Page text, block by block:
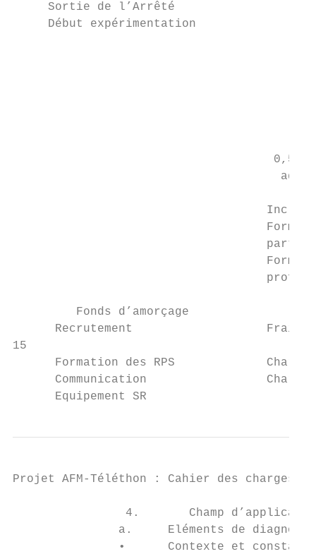
     Sortie de l’Arrêté
     Début expérimentation
0,5
Fonds d’amorçage
Recrutement                   Frais
15
Formation des RPS
Communication
      Equipement SR
Projet AFM-Téléthon : Cahier des charges -
4.       Champ
a.     Eléments de
•      Contexte et